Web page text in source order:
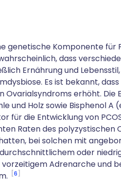
genetische Komponente für
dass
Ernährung und
Es ist bekannt, dass
Ovarialsyndroms erhöht. Die
und Holz sowie Bisphenol
für die Entwicklung von
Raten des polyzystischen
bei solchen mit
oder
Adrenarche und
6